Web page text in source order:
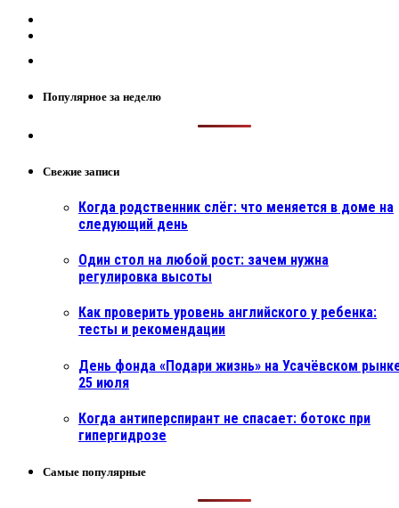
Популярное за неделю
Свежие записи
Когда родственник слёг: что меняется в доме на
следующий день
Один стол на любой рост: зачем нужна
регулировка высоты
Как проверить уровень английского у ребенка:
тесты и рекомендации
День фонда «Подари жизнь» на Усачёвском
25 июля
Когда антиперспирант не спасает: ботокс при
гипергидрозе
Самые популярные